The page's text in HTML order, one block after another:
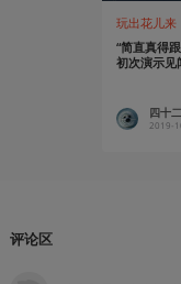
玩出花儿来
“简直真得
初次演示见
四十二
2019-
评论区